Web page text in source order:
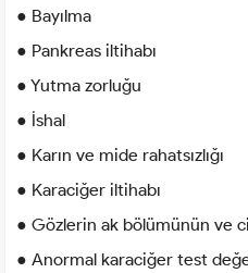
● Bayılma
● Pankreas iltihabı
● Yutma zorluğu
● İshal
● Karın ve mide rahatsızlığı
● Karaciğer iltihabı
● Gözlerin ak bölümünün ve
● Anormal karaciğer test